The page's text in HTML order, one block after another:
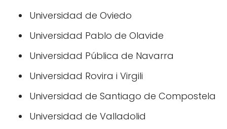
Universidad de Oviedo
Universidad Pablo de Olavide
Universidad Pública de Navarra
Universidad Rovira i Virgili
Universidad de Santiago de Compostela
Universidad de Valladolid